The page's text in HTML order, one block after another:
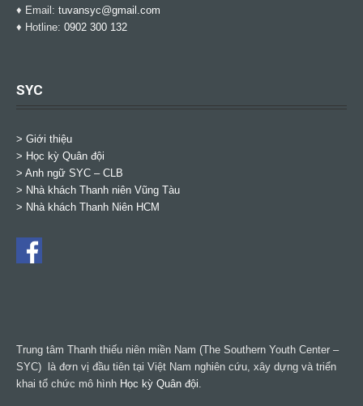
♦ Email: tuvansyc@gmail.com
♦ Hotline: 0902 300 132
SYC
> Giới thiệu
> Học kỳ Quân đội
> Anh ngữ SYC – CLB
> Nhà khách Thanh niên Vũng Tàu
> Nhà khách Thanh Niên HCM
Trung tâm Thanh thiếu niên miền Nam (The Southern Youth Center –
SYC) là đơn vị đầu tiên tại Việt Nam nghiên cứu, xây dựng và triển
khai tổ chức mô hình Học kỳ Quân đội